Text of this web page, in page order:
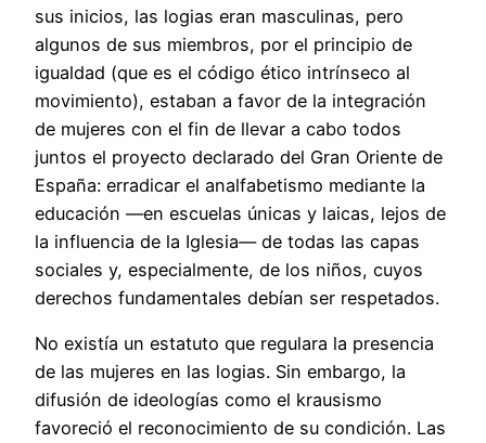
sus inicios, las logias eran masculinas, pero
algunos de sus miembros, por el principio de
igualdad (que es el código ético intrínseco al
movimiento), estaban a favor de la integración
de mujeres con el fin de llevar a cabo todos
juntos el proyecto declarado del Gran Oriente de
España: erradicar el analfabetismo mediante la
educación —en escuelas únicas y laicas, lejos de
la influencia de la Iglesia— de todas las capas
sociales y, especialmente, de los niños, cuyos
derechos fundamentales debían ser respetados.
No existía un estatuto que regulara la presencia
de las mujeres en las logias. Sin embargo, la
difusión de ideologías como el krausismo
favoreció el reconocimiento de su condición. Las